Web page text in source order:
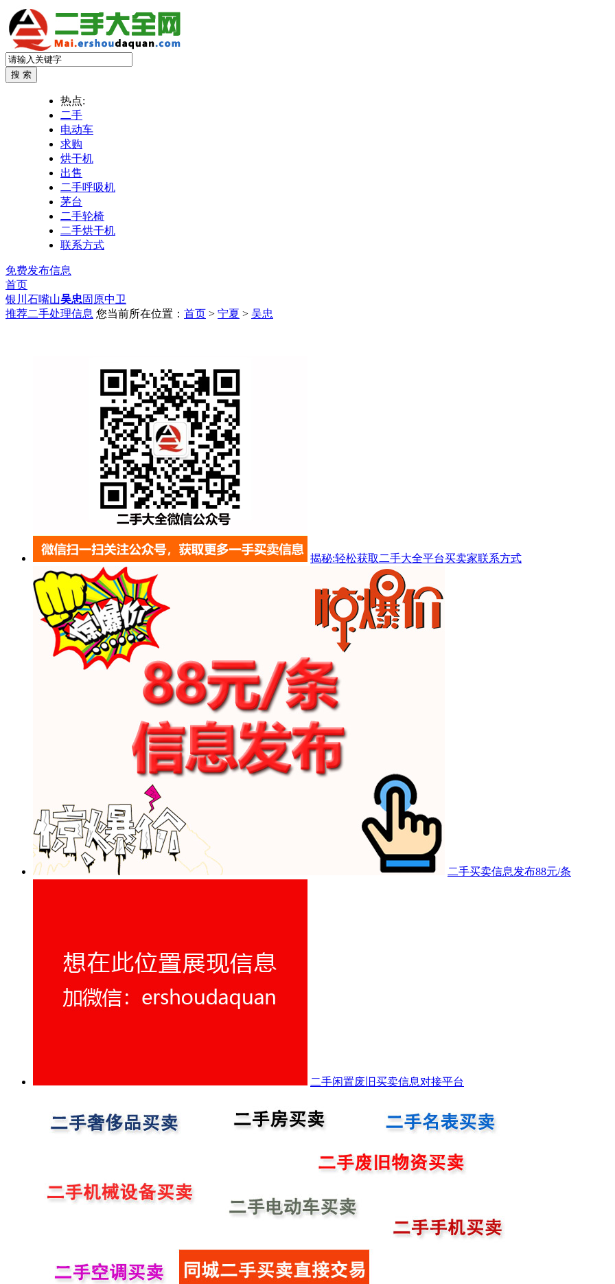
热点:
二手
电动车
求购
烘干机
出售
二手呼吸机
茅台
二手轮椅
二手烘干机
联系方式
免费发布信息
首页
银川 石嘴山吴忠固原中卫
推荐二手处理信息 您当前所在位置： 首页 > 宁夏 > 吴忠
揭秘:轻松获取二手大全平台买卖家联系方式
二手买卖信息发布88元/条
二手闲置废旧买卖信息对接平台